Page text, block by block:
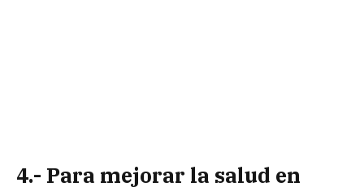
4.- Para mejorar la salud en